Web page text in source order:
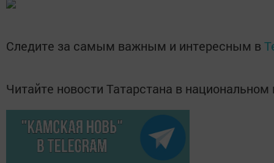
Следите за самым важным и интересным в
Читайте новости Татарстана в